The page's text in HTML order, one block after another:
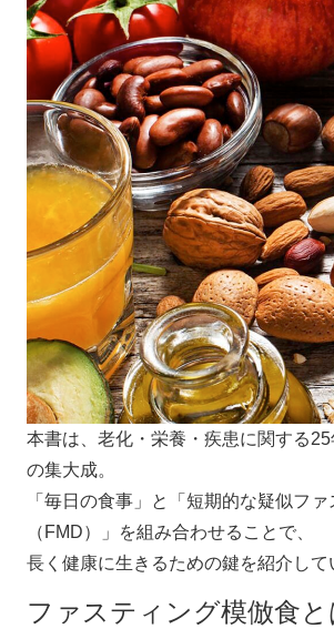
本書は、老化・栄養・疾患に関する
の集大成。
「毎日の食事」と「短期的な疑似フ
（FMD）」を組み合わせることで、
長く健康に生きるための鍵を紹介して
ファスティング模倣食と